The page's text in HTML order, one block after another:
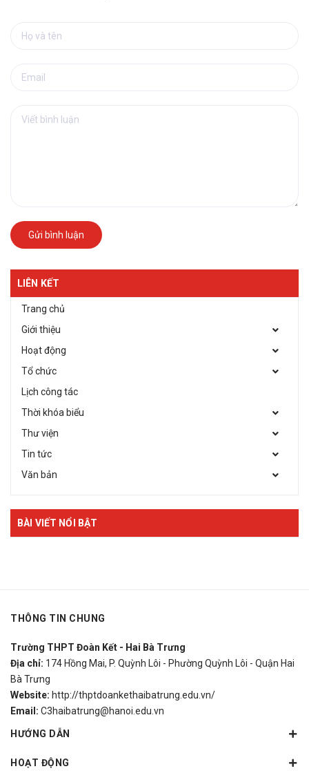
Gửi bình luận
LIÊN KẾT
Trang chủ
Giới thiệu
Hoạt động
Tổ chức
Lịch công tác
Thời khóa biểu
Thư viện
Tin tức
Văn bản
BÀI VIẾT NỔI BẬT
THÔNG TIN CHUNG
Trường THPT Đoàn Kết - Hai Bà Trưng
Địa chỉ: 174 Hồng Mai, P. Quỳnh Lôi - Phường Quỳnh Lôi - Quận Hai
Bà Trưng
Website: http://thptdoankethaibatrung.edu.vn/
Email: C3haibatrung@hanoi.edu.vn
HƯỚNG DẪN
HOẠT ĐỘNG